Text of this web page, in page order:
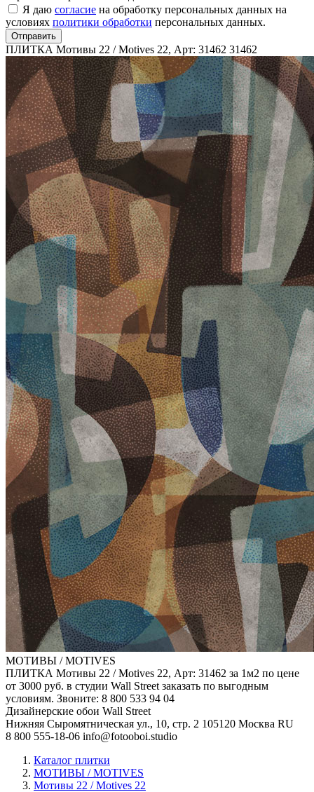
Я даю согласие на обработку персональных данных на
условиях политики обработки персональных данных.
Отправить
ПЛИТКА Мотивы 22 / Motives 22, Арт: 31462 31462
МОТИВЫ / MOTIVES
ПЛИТКА Мотивы 22 / Motives 22, Арт: 31462 за 1м2 по цене
от 3000 руб. в студии Wall Street заказать по выгодным
условиям. Звоните: 8 800 533 94 04
Дизайнерские обои Wall Street
Нижняя Сыромятническая ул., 10, стр. 2 105120 Москва RU
8 800 555-18-06 info@fotooboi.studio
Каталог плитки
МОТИВЫ / MOTIVES
Мотивы 22 / Motives 22